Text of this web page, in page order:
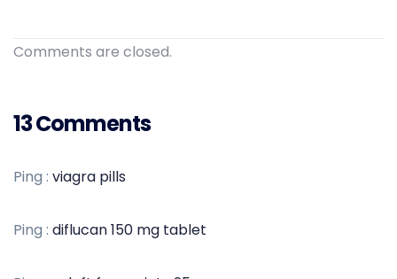
Comments are closed.
13 Comments
Ping : viagra pills
Ping : diflucan 150 mg tablet